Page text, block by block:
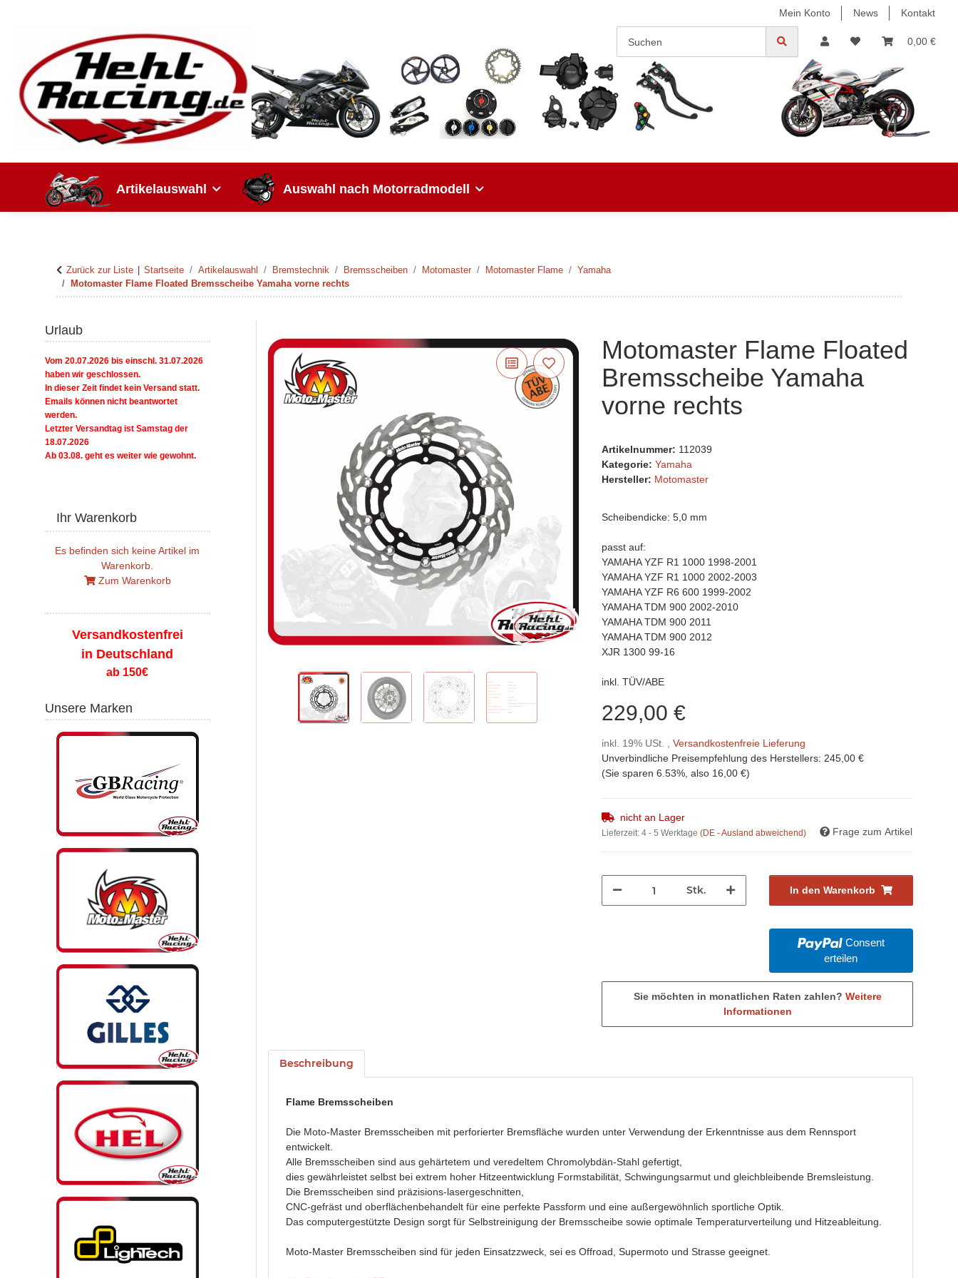
Mein Konto News Kontakt
0,00 €
Artikelauswahl Auswahl nach Motorradmodell
Zurück zur Liste Startseite Artikelauswahl Bremstechnik Bremsscheiben Motomaster Motomaster Flame
Yamaha
Motomaster Flame Floated Bremsscheibe Yamaha vorne rechts
Motomaster Flame Floated
Bremsscheibe Yamaha
vorne rechts
Artikelnummer: 112039
Kategorie:Yamaha
Hersteller: Motomaster
Scheibendicke: 5,0 mm
passt auf:
YAMAHA YZF R1 1000 1998-2001
YAMAHA YZF R1 1000 2002-2003
YAMAHA YZF R6 600 1999-2002
YAMAHA TDM 900 2002-2010
YAMAHA TDM 900 2011
YAMAHA TDM 900 2012
XJR 1300 99-16
inkl. TÜV/ABE
229,00 €
inkl. 19% USt. ,Versandkostenfreie Lieferung
Unverbindliche Preisempfehlung des Herstellers:245,00 €
(Sie sparen6.53%, also 16,00 €)
nicht an Lager
Lieferzeit:4 - 5 Werktage(DE - Ausland abweichend) Frage zum Artikel
Stk. In den Warenkorb
Consent
erteilen
Sie möchten in monatlichen Raten zahlen? Weitere
Informationen
Beschreibung
Flame Bremsscheiben
Die Moto-Master Bremsscheiben mit perforierter Bremsfläche wurden unter Verwendung der Erkenntnisse aus dem Rennsport
entwickelt.
Alle Bremsscheiben sind aus gehärtetem und veredeltem Chromolybdän-Stahl gefertigt,
dies gewährleistet selbst bei extrem hoher Hitzeentwicklung Formstabilität, Schwingungsarmut und gleichbleibende Bremsleistung.
Die Bremsscheiben sind präzisions-lasergeschnitten,
CNC-gefräst und oberflächenbehandelt für eine perfekte Passform und eine außergewöhnlich sportliche Optik.
Das computergestützte Design sorgt für Selbstreinigung der Bremsscheibe sowie optimale Temperaturverteilung und Hitzeableitung.
Moto-Master Bremsscheiben sind für jeden Einsatzzweck, sei es Offroad, Supermoto und Strasse geeignet.
Urlaub
Vom 20.07.2026 bis einschl. 31.07.2026
haben wir geschlossen.
In dieser Zeit findet kein Versand statt.
Emails können nicht beantwortet
werden.
Letzter Versandtag ist Samstag der
18.07.2026
Ab 03.08. geht es weiter wie gewohnt.
Ihr Warenkorb
Es befinden sich keine Artikel im
Warenkorb.
Zum Warenkorb
Versandkostenfrei
in Deutschland
ab 150€
Unsere Marken